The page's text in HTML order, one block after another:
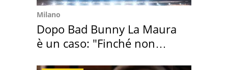
Milano
Dopo Bad Bunny La Maura
è un caso: "Finché non